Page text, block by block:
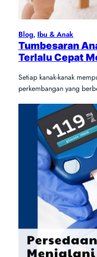
Blog, Ibu & Anak
Tumbesaran
Terlalu Cepat
Setiap kanak-kanak
perkembangan yang